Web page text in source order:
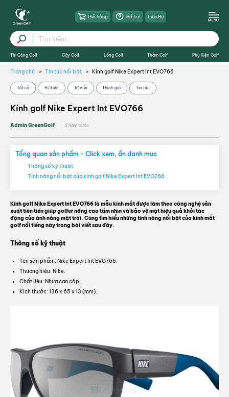
Giỏ hàng Hỗ trợ Liên Hệ
Thi Công Golf Gậy Golf Lồng Golf Thảm Golf Phụ Kiện Golf
Trang chủ Tin tức nổi bật Kính golf Nike Expert Int EVO766
Tất cả Sự kiện Tư vấn Đánh giá Tin tức
Kính golf Nike Expert Int EVO766
Admin GreenGolf 2 năm trước
Tổng quan sản phẩm - Click xem, ẩn danh mục
Thông số kỹ thuật
Tính năng nổi bật của kính golf Nike Expert Int EVO766
Kính golf Nike Expert Int EVO766 là mẫu kính mắt được làm theo công nghệ sản
xuất tiên tiến giúp golfer nâng cao tầm nhìn và bảo vệ mặt hiệu quả khỏi tác
động của ánh nắng mặt trời. Cùng tìm hiểu những tính năng nổi bật của kính mắt
golf nổi tiếng này trong bài viết sau đây.
Thông số kỹ thuật
Tên sản phẩm: Nike Expert Int EVO766.
Thương hiệu: Nike.
Chất liệu: Nhựa cao cấp.
Kích thước: 136 x 65 x 13 (mm).